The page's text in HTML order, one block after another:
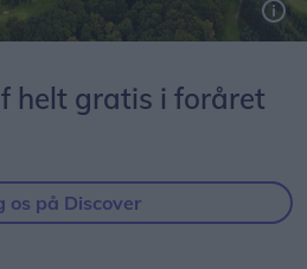
helt gratis i foråret
os på Discover